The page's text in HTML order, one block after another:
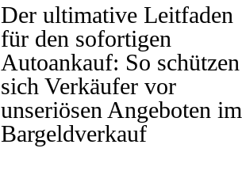
Der ultimative Leitfaden
für den sofortigen
Autoankauf: So schützen
sich Verkäufer vor
unseriösen Angeboten im
Bargeldverkauf